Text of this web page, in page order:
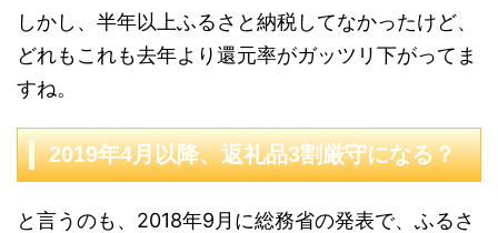
しかし、半年以上ふるさと納税してなかったけど、
どれもこれも去年より還元率がガッツリ下がってま
すね。
2019年4月以降、返礼品3割厳守になる？
と言うのも、2018年9月に総務省の発表で、ふるさ